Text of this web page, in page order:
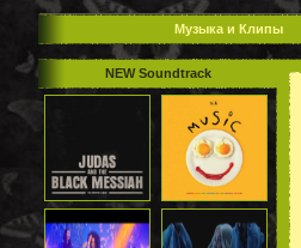
Музыка и Клипы
NEW Soundtrack